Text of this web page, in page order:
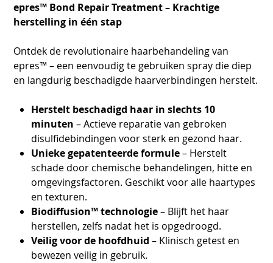
epres™ Bond Repair Treatment – Krachtige
herstelling in één stap
Ontdek de revolutionaire haarbehandeling van
epres™ – een eenvoudig te gebruiken spray die diep
en langdurig beschadigde haarverbindingen herstelt.
Herstelt beschadigd haar in slechts 10
minuten – Actieve reparatie van gebroken
disulfidebindingen voor sterk en gezond haar.
Unieke gepatenteerde formule– Herstelt
schade door chemische behandelingen, hitte en
omgevingsfactoren. Geschikt voor alle haartypes
en texturen.
Biodiffusion™ technologie– Blijft het haar
herstellen, zelfs nadat het is opgedroogd.
Veilig voor de hoofdhuid – Klinisch getest en
bewezen veilig in gebruik.